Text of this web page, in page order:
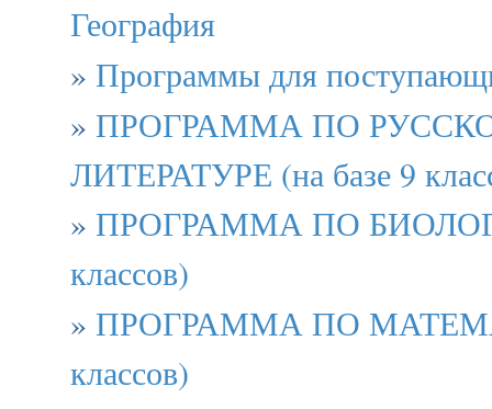
География
» Программы для
» ПРОГРАММА ПО
ЛИТЕРАТУРЕ (на базе 9
» ПРОГРАММА ПО
классов)
» ПРОГРАММА ПО
классов)